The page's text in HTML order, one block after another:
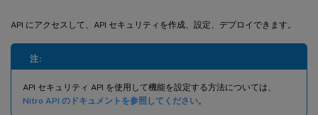
API にアクセスして、API セキュリティを作成、設定、デプロイできます。
注:
API セキュリティ API を使用して機能を設定する方法については、
Nitro API のドキュメントを参照してください。